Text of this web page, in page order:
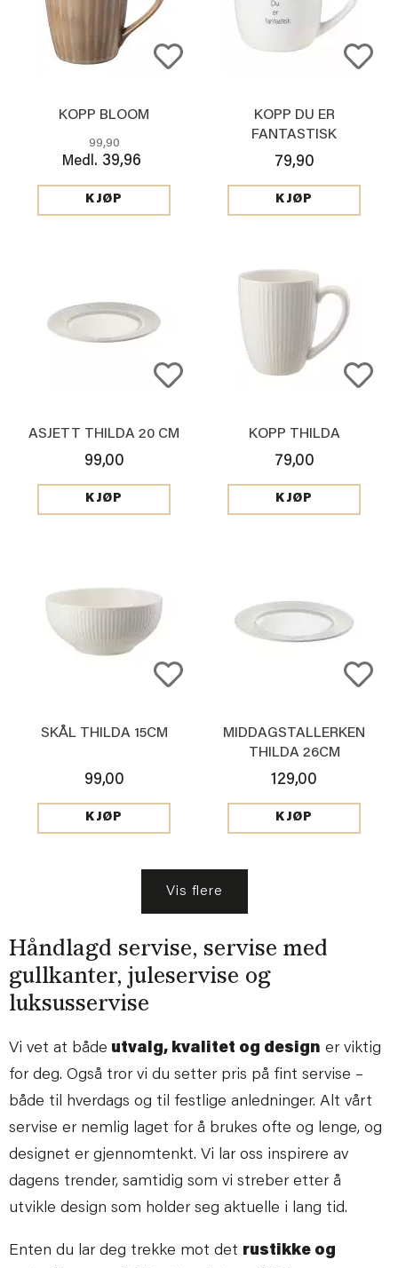
KOPP BLOOM
99,90
Medl. 39,96
KJØP
KOPP DU ER
FANTASTISK
79,90
KJØP
ASJETT THILDA 20 CM
99,00
KJØP
KOPP THILDA
79,00
KJØP
SKÅL THILDA 15CM
99,00
KJØP
MIDDAGSTALLERKEN
THILDA 26CM
129,00
KJØP
Vis flere
Håndlagd servise, servise med
gullkanter, juleservise og
luksusservise
Vi vet at både utvalg, kvalitet og design er viktig
for deg. Også tror vi du setter pris på fint servise –
både til hverdags og til festlige anledninger. Alt vårt
servise er nemlig laget for å brukes ofte og lenge, og
designet er gjennomtenkt. Vi lar oss inspirere av
dagens trender, samtidig som vi streber etter å
utvikle design som holder seg aktuelle i lang tid.
Enten du lar deg trekke mot det rustikke og